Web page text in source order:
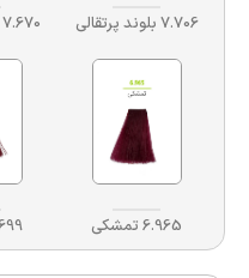
7.706 بلوند پرتقالی 7.670 قرمز درخشان
6.965 تمشکی 6.699